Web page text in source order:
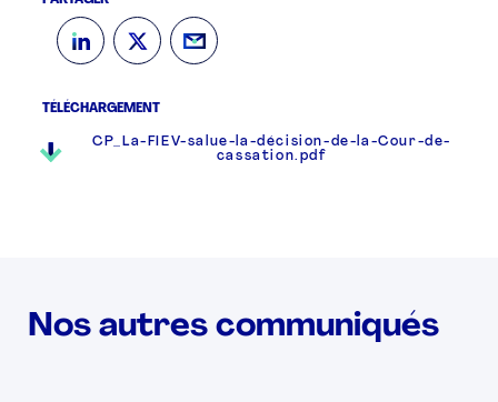
TÉLÉCHARGEMENT
CP_La-FIEV-salue-la-décision-de-la-Cour-de-
cassation.pdf
Nos autres communiqués